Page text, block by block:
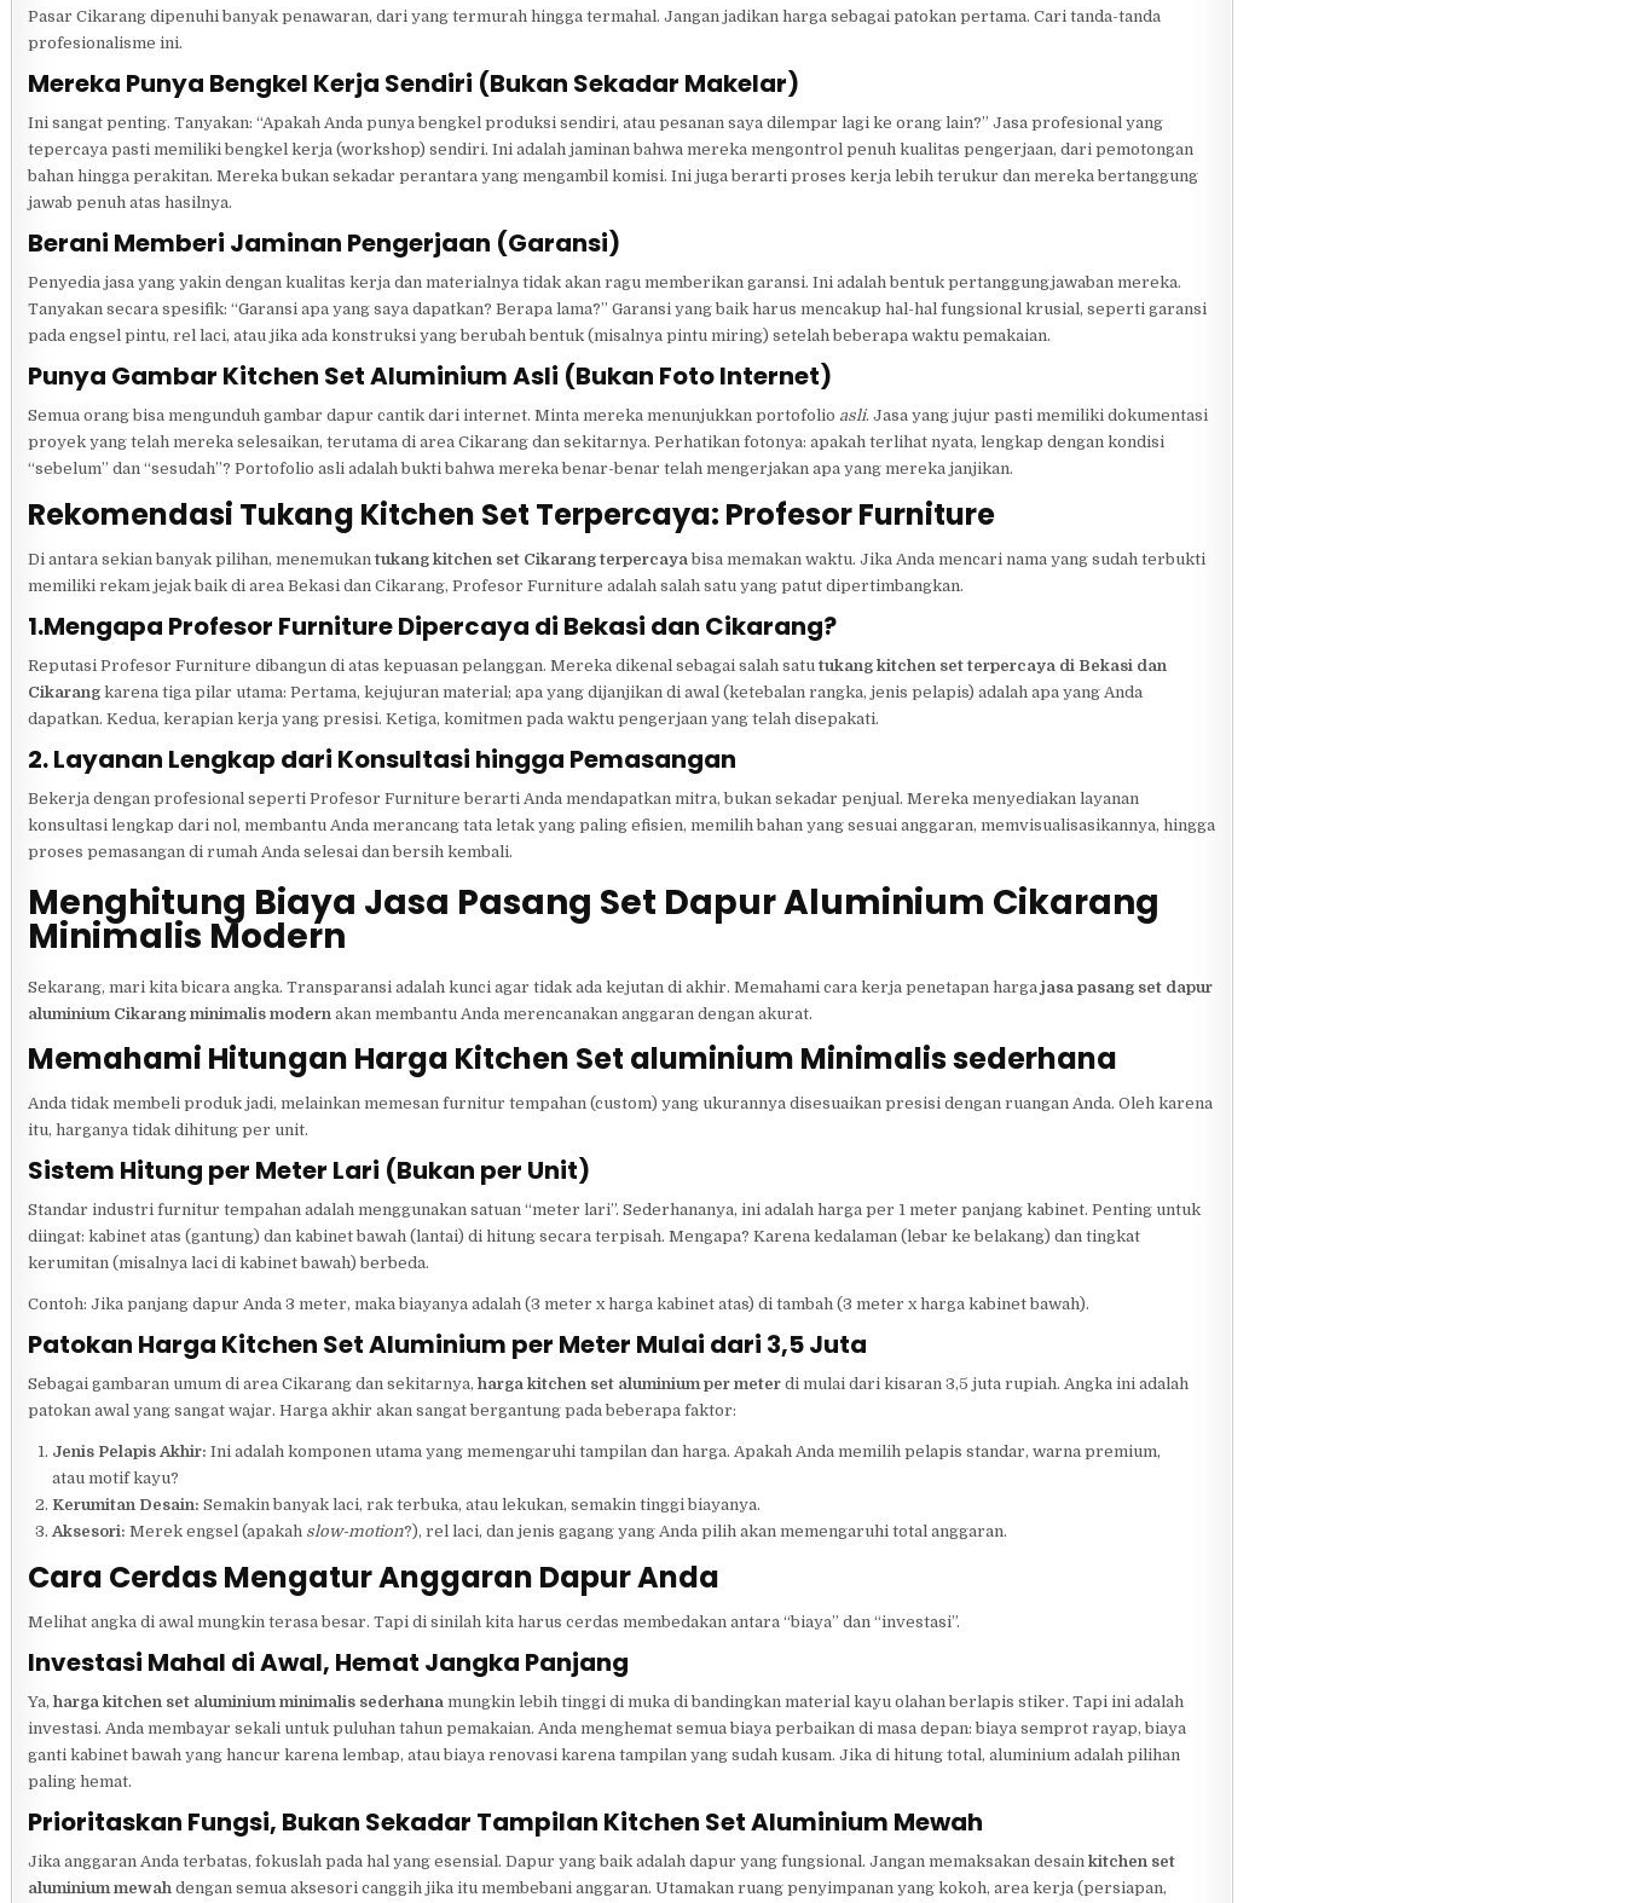
Pasar Cikarang dipenuhi banyak penawaran, dari yang termurah hingga termahal. Jangan jadikan harga sebagai patokan pertama. Cari tanda-tanda
profesionalisme ini.
Mereka Punya Bengkel Kerja Sendiri (Bukan Sekadar Makelar)
Ini sangat penting. Tanyakan: “Apakah Anda punya bengkel produksi sendiri, atau pesanan saya dilempar lagi ke orang lain?” Jasa profesional yang
tepercaya pasti memiliki bengkel kerja (workshop) sendiri. Ini adalah jaminan bahwa mereka mengontrol penuh kualitas pengerjaan, dari pemotongan
bahan hingga perakitan. Mereka bukan sekadar perantara yang mengambil komisi. Ini juga berarti proses kerja lebih terukur dan mereka bertanggung
jawab penuh atas hasilnya.
Berani Memberi Jaminan Pengerjaan (Garansi)
Penyedia jasa yang yakin dengan kualitas kerja dan materialnya tidak akan ragu memberikan garansi. Ini adalah bentuk pertanggungjawaban mereka.
Tanyakan secara spesifik: “Garansi apa yang saya dapatkan? Berapa lama?” Garansi yang baik harus mencakup hal-hal fungsional krusial, seperti garansi
pada engsel pintu, rel laci, atau jika ada konstruksi yang berubah bentuk (misalnya pintu miring) setelah beberapa waktu pemakaian.
Punya Gambar Kitchen Set Aluminium Asli (Bukan Foto Internet)
Semua orang bisa mengunduh gambar dapur cantik dari internet. Minta mereka menunjukkan portofolio asli. Jasa yang jujur pasti memiliki dokumentasi
proyek yang telah mereka selesaikan, terutama di area Cikarang dan sekitarnya. Perhatikan fotonya: apakah terlihat nyata, lengkap dengan kondisi
“sebelum” dan “sesudah”? Portofolio asli adalah bukti bahwa mereka benar-benar telah mengerjakan apa yang mereka janjikan.
Rekomendasi Tukang Kitchen Set Terpercaya: Profesor Furniture
Di antara sekian banyak pilihan, menemukantukang kitchen set Cikarang terpercaya bisa memakan waktu. Jika Anda mencari nama yang sudah terbukti
memiliki rekam jejak baik di area Bekasi dan Cikarang, Profesor Furniture adalah salah satu yang patut dipertimbangkan.
1.Mengapa Profesor Furniture Dipercaya di Bekasi dan Cikarang?
Reputasi Profesor Furniture dibangun di atas kepuasan pelanggan. Mereka dikenal sebagai salah satutukang kitchen set terpercaya di Bekasi dan
Cikarangkarena tiga pilar utama: Pertama, kejujuran material; apa yang dijanjikan di awal (ketebalan rangka, jenis pelapis) adalah apa yang Anda
dapatkan. Kedua, kerapian kerja yang presisi. Ketiga, komitmen pada waktu pengerjaan yang telah disepakati.
2. Layanan Lengkap dari Konsultasi hingga Pemasangan
Bekerja dengan profesional seperti Profesor Furniture berarti Anda mendapatkan mitra, bukan sekadar penjual. Mereka menyediakan layanan
konsultasi lengkap dari nol, membantu Anda merancang tata letak yang paling efisien, memilih bahan yang sesuai anggaran, memvisualisasikannya, hingga
proses pemasangan di rumah Anda selesai dan bersih kembali.
Menghitung Biaya Jasa Pasang Set Dapur Aluminium Cikarang
Minimalis Modern
Sekarang, mari kita bicara angka. Transparansi adalah kunci agar tidak ada kejutan di akhir. Memahami cara kerja penetapan harga jasa pasang set dapur
aluminium Cikarang minimalis modern akan membantu Anda merencanakan anggaran dengan akurat.
Memahami Hitungan Harga Kitchen Set aluminium Minimalis sederhana
Anda tidak membeli produk jadi, melainkan memesan furnitur tempahan (custom) yang ukurannya disesuaikan presisi dengan ruangan Anda. Oleh karena
itu, harganya tidak dihitung per unit.
Sistem Hitung per Meter Lari (Bukan per Unit)
Standar industri furnitur tempahan adalah menggunakan satuan “meter lari”. Sederhananya, ini adalah harga per 1 meter panjang kabinet. Penting untuk
diingat: kabinet atas (gantung) dan kabinet bawah (lantai) di hitung secara terpisah. Mengapa? Karena kedalaman (lebar ke belakang) dan tingkat
kerumitan (misalnya laci di kabinet bawah) berbeda.
Contoh: Jika panjang dapur Anda 3 meter, maka biayanya adalah (3 meter x harga kabinet atas) di tambah (3 meter x harga kabinet bawah).
Patokan Harga Kitchen Set Aluminium per Meter Mulai dari 3,5 Juta
Sebagai gambaran umum di area Cikarang dan sekitarnya, harga kitchen set aluminium per meterdi mulai dari kisaran 3,5 juta rupiah. Angka ini adalah
patokan awal yang sangat wajar. Harga akhir akan sangat bergantung pada beberapa faktor:
Jenis Pelapis Akhir: Ini adalah komponen utama yang memengaruhi tampilan dan harga. Apakah Anda memilih pelapis standar, warna premium,
atau motif kayu?
Kerumitan Desain: Semakin banyak laci, rak terbuka, atau lekukan, semakin tinggi biayanya.
Aksesori: Merek engsel (apakah slow-motion?), rel laci, dan jenis gagang yang Anda pilih akan memengaruhi total anggaran.
Cara Cerdas Mengatur Anggaran Dapur Anda
Melihat angka di awal mungkin terasa besar. Tapi di sinilah kita harus cerdas membedakan antara “biaya” dan “investasi”.
Investasi Mahal di Awal, Hemat Jangka Panjang
Ya, harga kitchen set aluminium minimalis sederhanamungkin lebih tinggi di muka di bandingkan material kayu olahan berlapis stiker. Tapi ini adalah
investasi. Anda membayar sekali untuk puluhan tahun pemakaian. Anda menghemat semua biaya perbaikan di masa depan: biaya semprot rayap, biaya
ganti kabinet bawah yang hancur karena lembap, atau biaya renovasi karena tampilan yang sudah kusam. Jika di hitung total, aluminium adalah pilihan
paling hemat.
Prioritaskan Fungsi, Bukan Sekadar Tampilan Kitchen Set Aluminium Mewah
Jika anggaran Anda terbatas, fokuslah pada hal yang esensial. Dapur yang baik adalah dapur yang fungsional. Jangan memaksakan desain kitchen set
aluminium mewahdengan semua aksesori canggih jika itu membebani anggaran. Utamakan ruang penyimpanan yang kokoh, area kerja (persiapan,